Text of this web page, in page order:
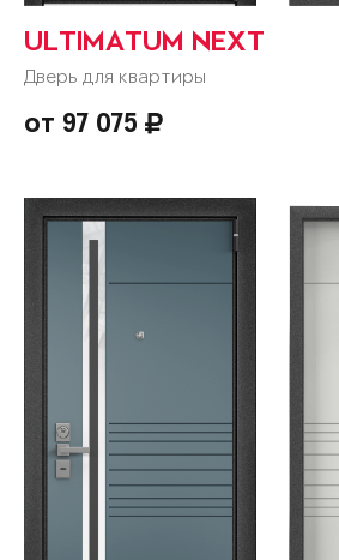
ULTIMATUM NEXT
Дверь для квартиры
от 97 075